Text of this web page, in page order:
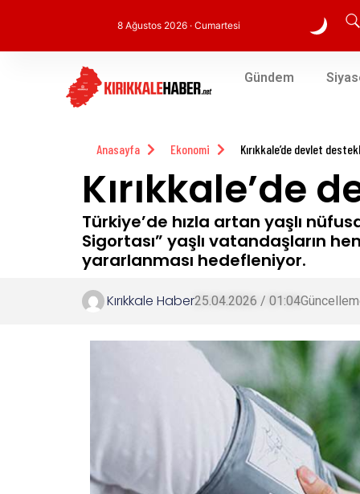
8 Ağustos 2026 · Cumartesi
Gündem
Anasayfa Ekonomi Kırıkkale’de devlet
Kırıkkale’de
Türkiye’de hızla artan yaşlı
Sigortası” yaşlı vatandaşların
yararlanması hedefleniyor.
Kırıkkale Haber25.04.2026 / 01:04